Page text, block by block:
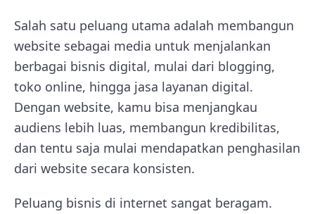
Salah satu peluang utama adalah membangun
website sebagai media untuk menjalankan
berbagai bisnis digital, mulai dari blogging,
toko online, hingga jasa layanan digital.
Dengan website, kamu bisa menjangkau
audiens lebih luas, membangun kredibilitas,
dan tentu saja mulai mendapatkan penghasilan
dari website secara konsisten.
Peluang bisnis di internet sangat beragam.